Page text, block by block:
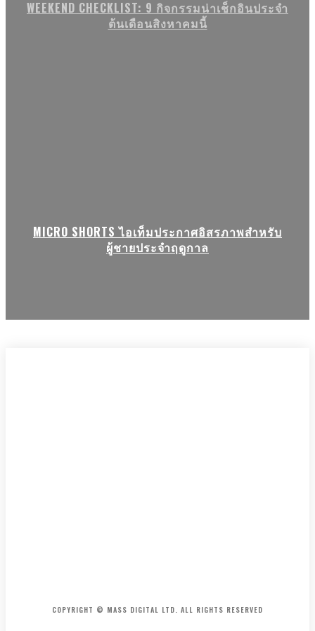
WEEKEND CHECKLIST: 9 กิจกรรมน่าเช็กอินประจำ
ต้นเดือนสิงหาคมนี้
MICRO SHORTS ไอเท็มประกาศอิสรภาพสำหรับ
ผู้ชายประจำฤดูกาล
COPYRIGHT © MASS DIGITAL LTD. ALL RIGHTS RESERVED